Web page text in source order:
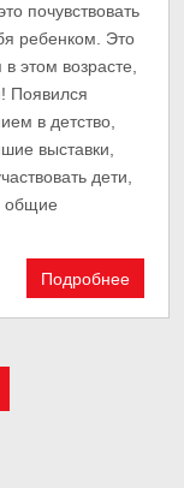
почувствовать
ребенком. Это
этом возрасте,
Появился
в детство,
выставки,
дети,
общие
Подробнее